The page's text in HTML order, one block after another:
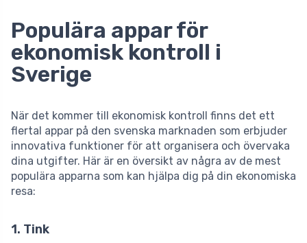
Populära appar för
ekonomisk kontroll i
Sverige
När det kommer till ekonomisk kontroll finns det ett
flertal appar på den svenska marknaden som erbjuder
innovativa funktioner för att organisera och övervaka
dina utgifter. Här är en översikt av några av de mest
populära apparna som kan hjälpa dig på din ekonomiska
resa:
1. Tink